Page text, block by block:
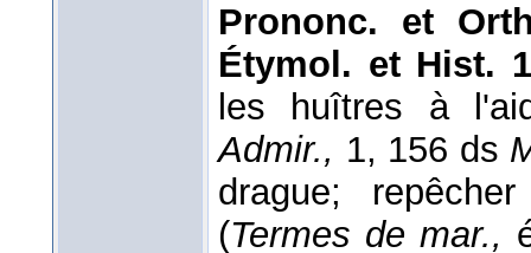
Prononc. et
Étymol. et Hist.
les huîtres à
Admir., 1, 156 ds
drague;
(Termes de mar.,